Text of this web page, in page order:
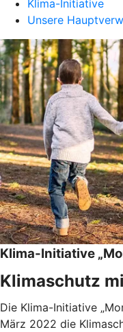
Klima-Initiative
Unsere
Klima-Initiative
Klimaschutz
Die Klima-Initiative
März 2022 die